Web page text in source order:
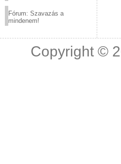
Fórum: Szavazás a
mindenem!
Copyright ©